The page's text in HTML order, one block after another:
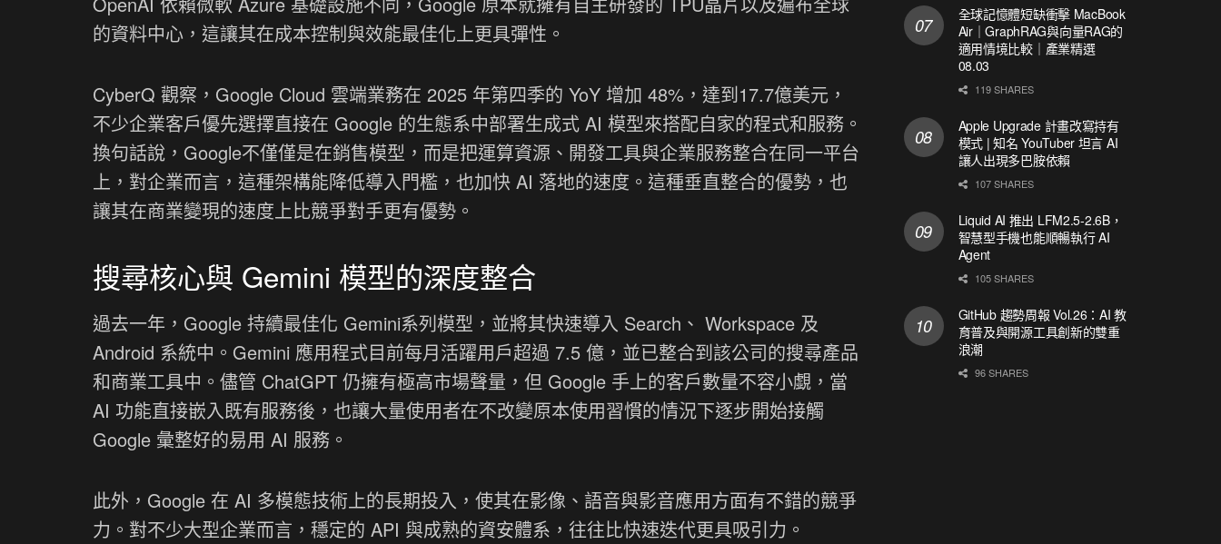
的資料中心，這讓其在成本控制與效能最佳化上更具彈性。
CyberQ 觀察，Google Cloud 雲端業務在 2025 年第四季的 YoY 增加 48%，達到17.7億美元，
不少企業客戶優先選擇直接在 Google 的生態系中部署生成式 AI 模型來搭配自家的程式和服務。
換句話說，Google不僅僅是在銷售模型，而是把運算資源、開發工具與企業服務整合在同一平台
上，對企業而言，這種架構能降低導入門檻，也加快 AI 落地的速度。這種垂直整合的優勢，也
讓其在商業變現的速度上比競爭對手更有優勢。
搜尋核心與 Gemini 模型的深度整合
過去一年，Google 持續最佳化 Gemini系列模型，並將其快速導入 Search、 Workspace 及
Android 系統中。Gemini 應用程式目前每月活躍用戶超過 7.5 億，並已整合到該公司的搜尋產品
和商業工具中。儘管 ChatGPT 仍擁有極高市場聲量，但 Google 手上的客戶數量不容小覷，當
AI 功能直接嵌入既有服務後，也讓大量使用者在不改變原本使用習慣的情況下逐步開始接觸
Google 彙整好的易用 AI 服務。
此外，Google 在 AI 多模態技術上的長期投入，使其在影像、語音與影音應用方面有不錯的競爭
力。對不少大型企業而言，穩定的 API 與成熟的資安體系，往往比快速迭代更具吸引力。
全球記憶體短缺衝擊 MacBook
Air｜GraphRAG與向量RAG的
適用情境比較｜產業精選
08.03
119 SHARES
Apple Upgrade 計畫改寫持有
模式 | 知名 YouTuber 坦言 AI
讓人出現多巴胺依賴
107 SHARES
Liquid AI 推出 LFM2.5-2.6B，
智慧型手機也能順暢執行 AI
Agent
105 SHARES
GitHub 趨勢周報 Vol.26：AI 教
育普及與開源工具創新的雙重
浪潮
96 SHARES